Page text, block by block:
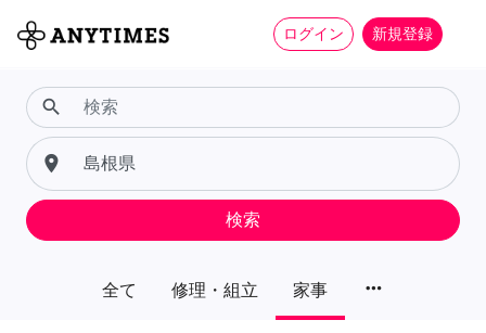
ログイン 新規登録
全て 修理・組立 家事 more_horiz
search
place
検索